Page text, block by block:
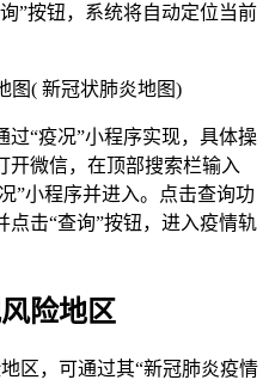
”按钮，系统将自动定位当前
“疫况”小程序实现，具体操
开微信，在顶部搜索栏输入
”小程序并进入。点击查询功
击“查询”按钮，进入疫情轨
险地区
区，可通过其“新冠肺炎疫情